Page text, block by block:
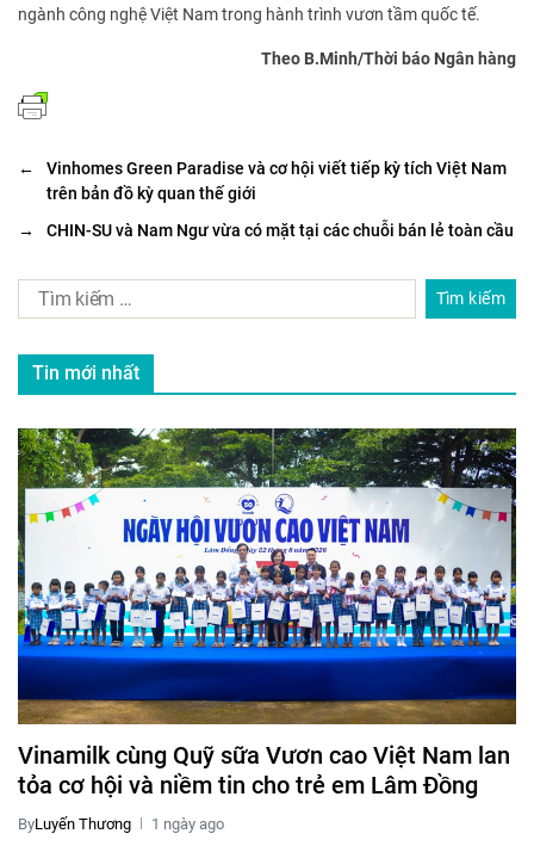
ngành công nghệ Việt Nam trong hành trình vươn tầm quốc tế.
Theo B.Minh/Thời báo Ngân hàng
←
Vinhomes Green Paradise và cơ hội viết tiếp kỳ tích Việt Nam
trên bản đồ kỳ quan thế giới
→
CHIN-SU và Nam Ngư vừa có mặt tại các chuỗi bán lẻ toàn cầu
Tin mới nhất
Vinamilk cùng Quỹ sữa Vươn cao Việt Nam lan
tỏa cơ hội và niềm tin cho trẻ em Lâm Đồng
ByLuyến Thương 1 ngày ago